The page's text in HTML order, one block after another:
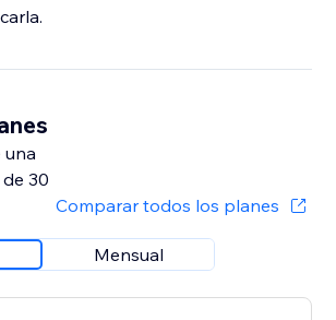
una
30
Comparar todos los planes
Mensual